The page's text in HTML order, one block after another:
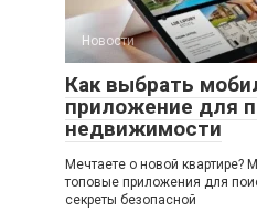
Новости
Как выбрать
приложение для
недвижимости
Мечтаете о новой квартире?
топовые приложения для
секреты безопасной